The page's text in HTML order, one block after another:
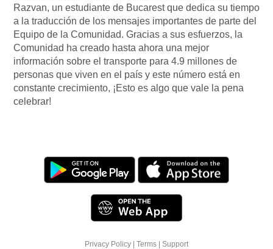
Razvan, un estudiante de Bucarest que dedica su tiempo
a la traducción de los mensajes importantes de parte del
Equipo de la Comunidad. Gracias a sus esfuerzos, la
Comunidad ha creado hasta ahora una mejor
información sobre el transporte para 4.9 millones de
personas que viven en el país y este número está en
constante crecimiento, ¡Esto es algo que vale la pena
celebrar!
Privacy Policy | Terms | Support